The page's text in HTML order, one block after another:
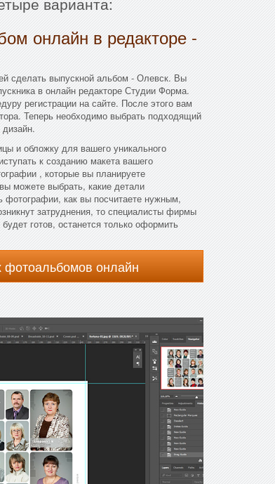
онлайн в редакторе -
сделать выпускной альбом - Олевск. Вы
в онлайн редакторе Студии Форма.
регистрации на сайте. После этого вам
Теперь необходимо выбрать подходящий
и обложку для вашего уникального
к созданию макета вашего
, которые вы планируете
можете выбрать, какие детали
фотографии, как вы посчитаете нужным,
затруднения, то специалисты фирмы
готов, останется только оформить
фотоальбомов онлайн